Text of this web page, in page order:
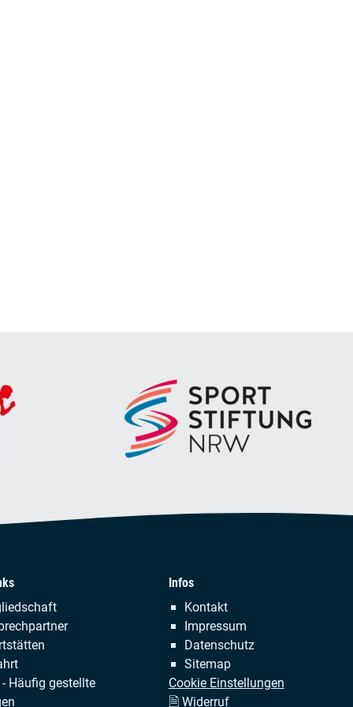
- Häufig gestellte
Infos
Navigation
überspringen
Kontakt
Impressum
Datenschutz
Sitemap
Cookie Einstellungen
🗎 Widerruf